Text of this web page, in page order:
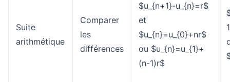
Suite
arithmétique
Comparer
les
différences
$u_{n+1}-u_{n}=r$
et
$u_{n}=u_{0}+nr$
ou $u_{n}=u_{1}+
(n-1)r$